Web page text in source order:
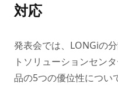
対応
発表会では、LONGiの
トソリューションセン
品の5つの優位性につい